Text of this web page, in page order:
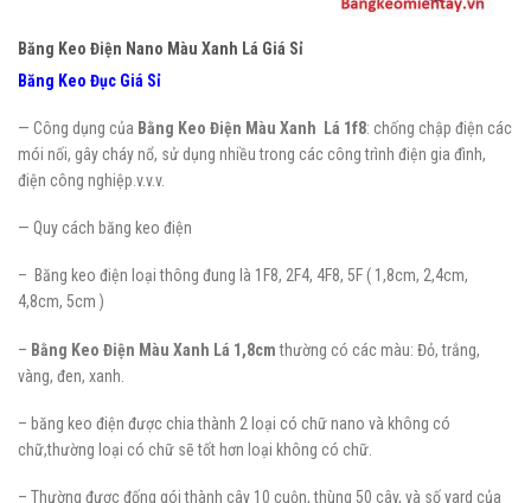
Băng Keo Điện Nano Màu Xanh Lá Giá Sỉ
Băng Keo Đục Giá Sỉ
— Công dụng của Bằng Keo Điện Màu Xanh Lá 1f8: chống chập điện các
mói nối, gây cháy nổ, sử dụng nhiều trong các công trình điện gia đình,
điện công nghiệp.v.v.v.
— Quy cách băng keo điện
– Băng keo điện loại thông đung là 1F8, 2F4, 4F8, 5F ( 1,8cm, 2,4cm,
4,8cm, 5cm )
– Bằng Keo Điện Màu Xanh Lá 1,8cmthường có các màu: Đỏ, trắng,
vàng, đen, xanh.
– băng keo điện được chia thành 2 loại có chữ nano và không có
chữ,thường loại có chữ sẽ tốt hơn loại không có chữ.
– Thường được đống gói thành cây 10 cuộn, thùng 50 cây, và số yard của